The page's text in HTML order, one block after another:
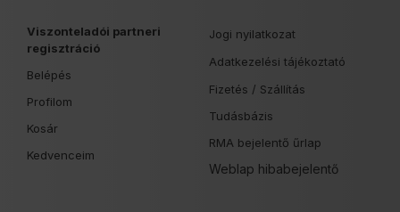
Viszonteladói partneri
regisztráció
Belépés
Profilom
Kosár
Kedvenceim
Jogi nyilatkozat
Adatkezelési tájékoztató
Fizetés / Szállítás
Tudásbázis
RMA bejelentő űrlap
Weblap hibabejelentő